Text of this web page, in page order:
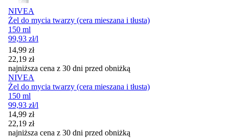
NIVEA
Żel do mycia twarzy (cera mieszana i tłusta)
150 ml
99,93 zł/l
Cena promocyjna
14,99 zł
22,19 zł
najniższa cena z 30 dni przed obniżką
NIVEA
Żel do mycia twarzy (cera mieszana i tłusta)
150 ml
99,93 zł/l
Cena promocyjna
14,99 zł
22,19 zł
najniższa cena z 30 dni przed obniżką